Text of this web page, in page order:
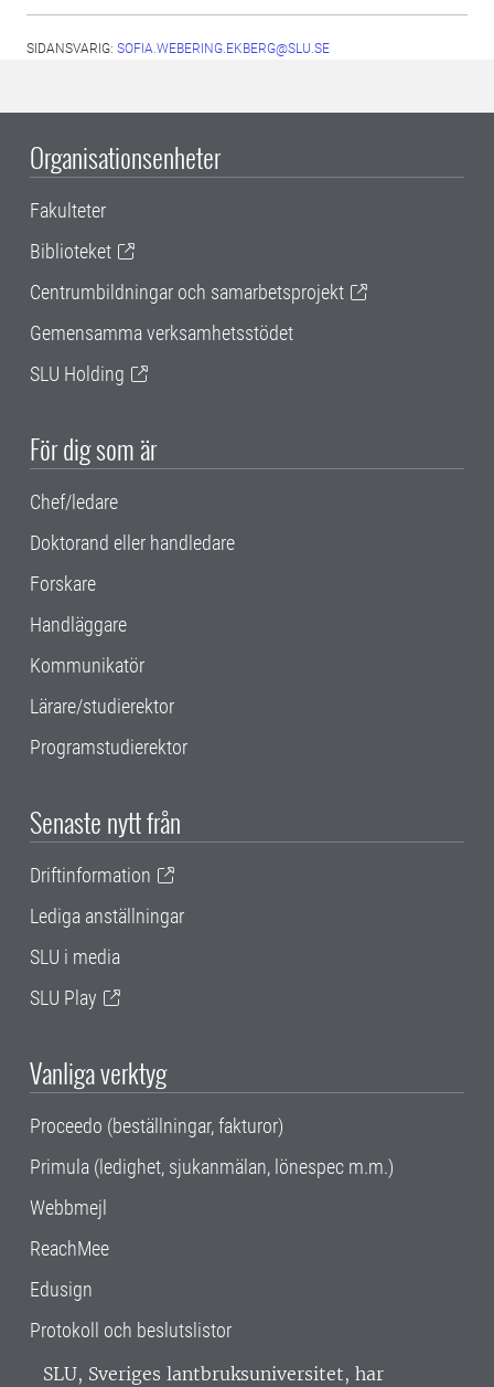
SIDANSVARIG: SOFIA.WEBERING.EKBERG@SLU.SE
Organisationsenheter
Fakulteter
Biblioteket
Centrumbildningar och samarbetsprojekt
Gemensamma verksamhetsstödet
SLU Holding
För dig som är
Chef/ledare
Doktorand eller handledare
Forskare
Handläggare
Kommunikatör
Lärare/studierektor
Programstudierektor
Senaste nytt från
Driftinformation
Lediga anställningar
SLU i media
SLU Play
Vanliga verktyg
Proceedo (beställningar, fakturor)
Primula (ledighet, sjukanmälan, lönespec m.m.)
Webbmejl
ReachMee
Edusign
Protokoll och beslutslistor
SLU, Sveriges lantbruksuniversitet, har